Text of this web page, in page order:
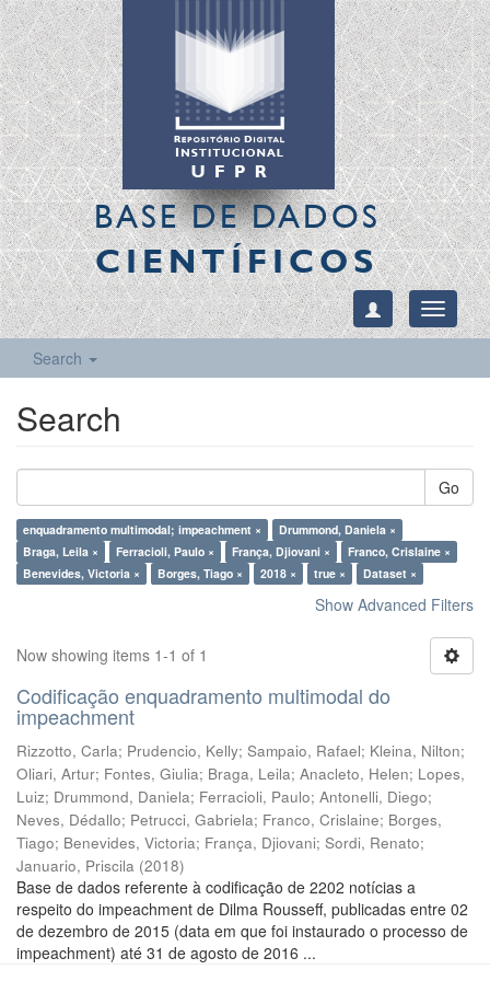
BASE DE DADOS
CIENTÍFICOS
Toggle
Search
Search
Go
enquadramento multimodal; impeachment ×
Drummond, Daniela ×
Braga, Leila ×
Ferracioli, Paulo × França, Djiovani ×
Franco, Crislaine ×
Benevides, Victoria ×
Borges, Tiago × 2018 × true × Dataset ×
Show Advanced Filters
Now showing items 1-1 of 1
Codificação enquadramento multimodal do
impeachment
Rizzotto, Carla; Prudencio, Kelly; Sampaio, Rafael; Kleina, Nilton;
Oliari, Artur; Fontes, Giulia; Braga, Leila; Anacleto, Helen; Lopes,
Luiz; Drummond, Daniela; Ferracioli, Paulo; Antonelli, Diego;
Neves, Dédallo; Petrucci, Gabriela; Franco, Crislaine; Borges,
Tiago; Benevides, Victoria; França, Djiovani; Sordi, Renato;
Januario, Priscila (2018)
Base de dados referente à codificação de 2202 notícias a
respeito do impeachment de Dilma Rousseff, publicadas entre 02
de dezembro de 2015 (data em que foi instaurado o processo de
impeachment) até 31 de agosto de 2016 ...